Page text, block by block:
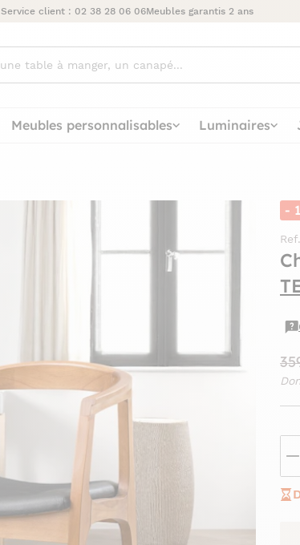
Service client : 02 38 28 06 06Meubles garantis 2 ans
Meubles personnalisables Luminaires
-